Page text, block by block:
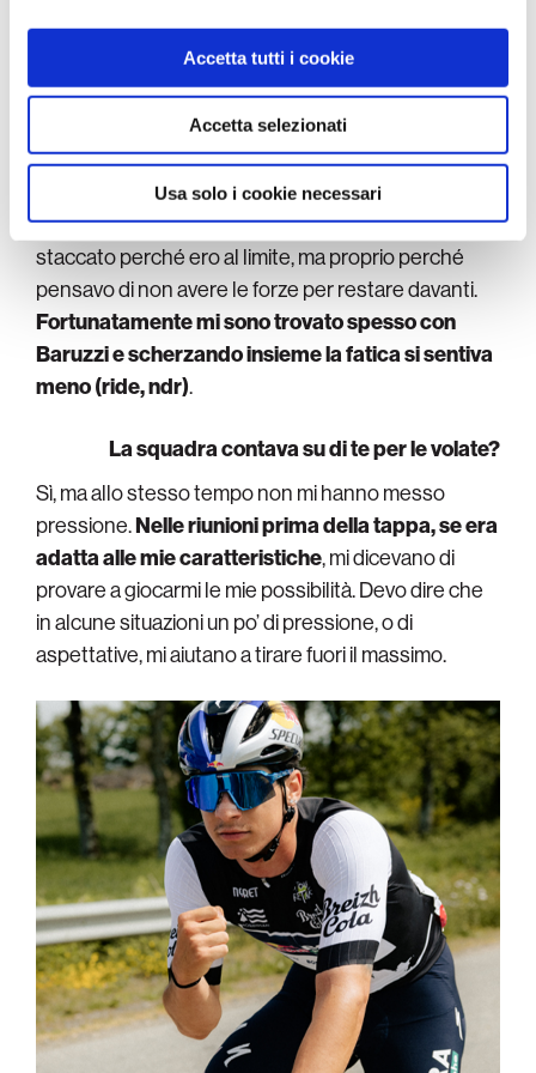
nostri partner che si occupano di analisi dei dati web,
pubblicità e social media, i quali potrebbero combinarle
con altre informazioni che ha fornito loro o che hanno
raccolto dal suo utilizzo dei loro servizi.
Accetta tutti i cookie
Accetta selezionati
Usa solo i cookie necessari
Hai detto che la mente ha giocato un ruolo
chiave, ci spieghi in che modo?
Oltre che per le vittorie è stato importante tenere
duro e finire la corsa.Quelle sette tappe erano
importanti anche in vista di una crescita fisica e
atletica. Nelle giornate conclusive non mi sono mai
staccato perché ero al limite, ma proprio perché
pensavo di non avere le forze per restare davanti.
Fortunatamente mi sono trovato spesso con
Baruzzi e scherzando insieme la fatica si sentiva
meno (ride, ndr).
La squadra contava su di te per le volate?
Sì, ma allo stesso tempo non mi hanno messo
pressione.Nelle riunioni prima della tappa, se era
adatta alle mie caratteristiche, mi dicevano di
provare a giocarmi le mie possibilità. Devo dire che
in alcune situazioni un po’ di pressione, o di
aspettative, mi aiutano a tirare fuori il massimo.